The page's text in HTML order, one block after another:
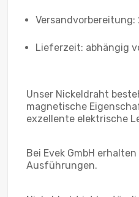
Versandvorbereitung:
Lieferzeit: abhängig
Unser Nickeldraht
magnetische
exzellente elektrische
Bei Evek GmbH
Ausführungen.